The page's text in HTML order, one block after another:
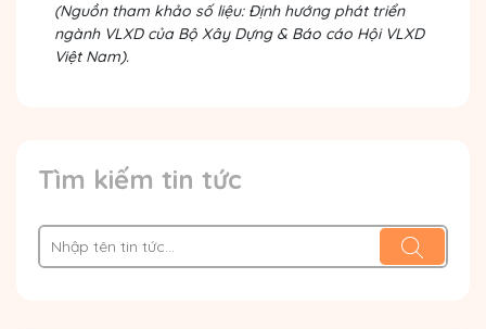
(Nguồn tham khảo số liệu: Định hướng phát triển
ngành VLXD của Bộ Xây Dựng & Báo cáo Hội VLXD
Việt Nam).
Tìm kiếm tin tức